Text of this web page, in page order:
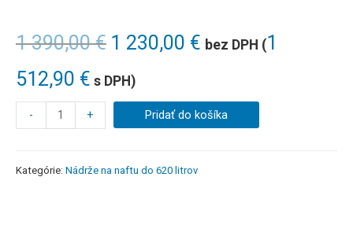
1 390,00€ 1 230,00 € bez DPH (1
512,90 € s DPH)
- + Pridať do košíka
Kategórie: Nádrže na naftu do 620 litrov